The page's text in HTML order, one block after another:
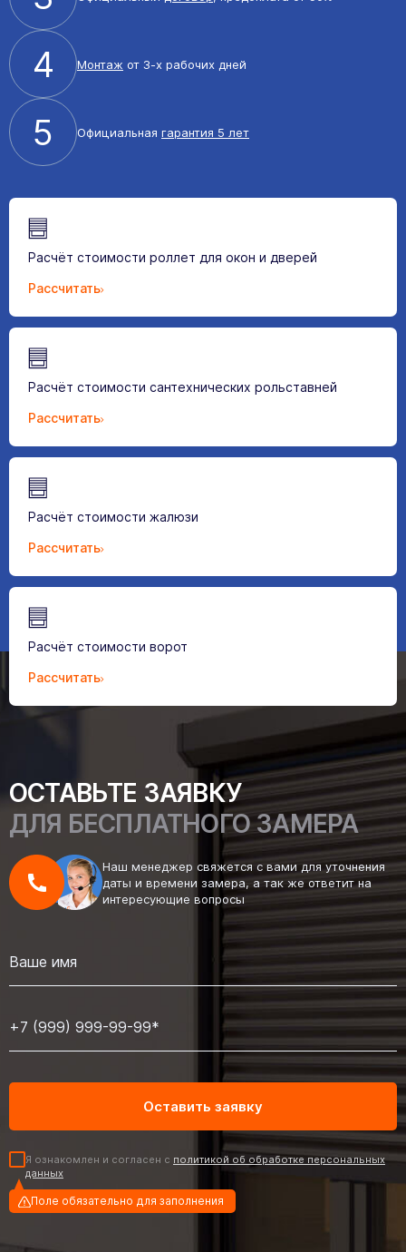
4 Монтаж от 3-х рабочих дней
5 Официальная гарантия 5 лет
Расчёт стоимости роллет для окон и дверей
Рассчитать
Расчёт стоимости сантехнических рольставней
Рассчитать
Расчёт стоимости жалюзи
Рассчитать
Расчёт стоимости ворот
Рассчитать
ОСТАВЬТЕ ЗАЯВКУ
ДЛЯ БЕСПЛАТНОГО ЗАМЕРА
Наш менеджер свяжется с вами для уточнения
даты и времени замера, а так же ответит на
интересующие вопросы
Я ознакомлен и согласен с политикой об обработке персональных
данных
Поле обязательно для заполнения